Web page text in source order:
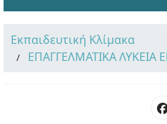
Εκπαιδευτική Κλίμακα
ΕΠΑΓΓΕΛΜΑΤΙΚΑ ΛΥΚΕΙΑ